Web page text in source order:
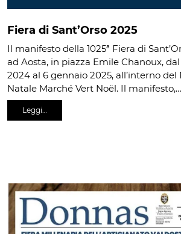
Fiera di Sant’Orso 2025
Il manifesto della 1025ª Fiera di
ad Aosta, in piazza Emile Chanoux,
2024 al 6 gennaio 2025, all’interno
Natale Marché Vert Noël. Il manifesto,…
Leggi…